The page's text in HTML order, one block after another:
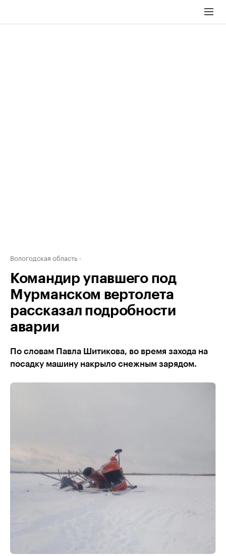
Вологодская область
Командир упавшего под
Мурманском вертолета
рассказал подробности
аварии
По словам Павла Шитикова, во время захода на
посадку машину накрыло снежным зарядом.